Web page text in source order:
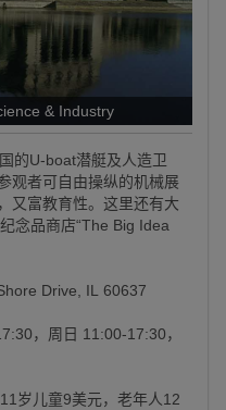
& Industry
的U-boat潜艇及人造卫
观者可自由操纵的机械展
又富教育性。这里还有大
念品商店“The Big Idea
Drive, IL 60637
，周日 11:00-17:30，
岁儿童9美元，老年人12